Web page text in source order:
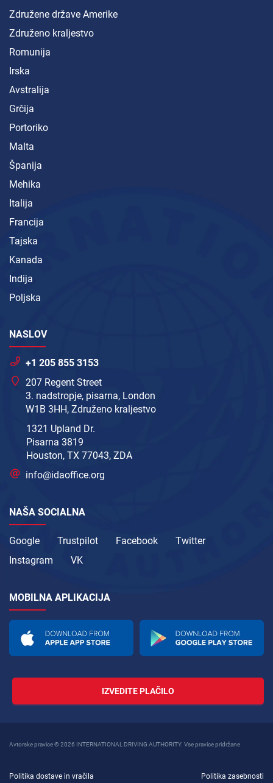
Združene države Amerike
Združeno kraljestvo
Romunija
Irska
Avstralija
Grčija
Portoriko
Malta
Španija
Mehika
Italija
Francija
Tajska
Kanada
Indija
Poljska
NASLOV
+1 205 855 3153
207 Regent Street
3. nadstropje, pisarna, London
W1B 3HH, Združeno kraljestvo
1321 Upland Dr.
Pisarna 3819
Houston, TX 77043, ZDA
info@idaoffice.org
NAŠA SOCIALNA
Google Trustpilot Facebook
Twitter
Instagram
VK
MOBILNA APLIKACIJA
IZVEDITE PLAČILO
Avtorske pravice © 2026 INTERNATIONAL DRIVING AUTHORITY. Vse pravice pridržane
Politika dostave in vračila Politika zasebnosti